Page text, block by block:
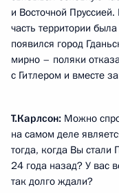
и Восточной
часть территории
появился город
мирно – поляки
с Гитлером и вместе
Т.Карлсон: Можно
на самом деле
тогда, когда Вы стали
24 года назад? У вас
так долго ждали?